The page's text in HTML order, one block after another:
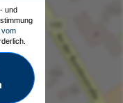
und
vom